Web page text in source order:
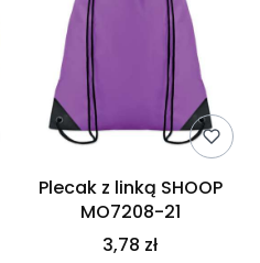
Plecak z linką SHOOP
MO7208-21
3,78 zł